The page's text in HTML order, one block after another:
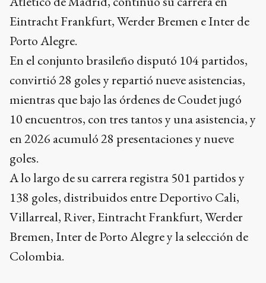
convirtió 28 goles y repartió nueve asistencias,
mientras que bajo las órdenes de Coudet jugó
10 encuentros, con tres tantos y una asistencia, y
en 2026 acumuló 28 presentaciones y nueve
goles.
A lo largo de su carrera registra 501 partidos y
138 goles, distribuidos entre Deportivo Cali,
Villarreal, River, Eintracht Frankfurt, Werder
Bremen, Inter de Porto Alegre y la selección de
Colombia.
Sobre el autor